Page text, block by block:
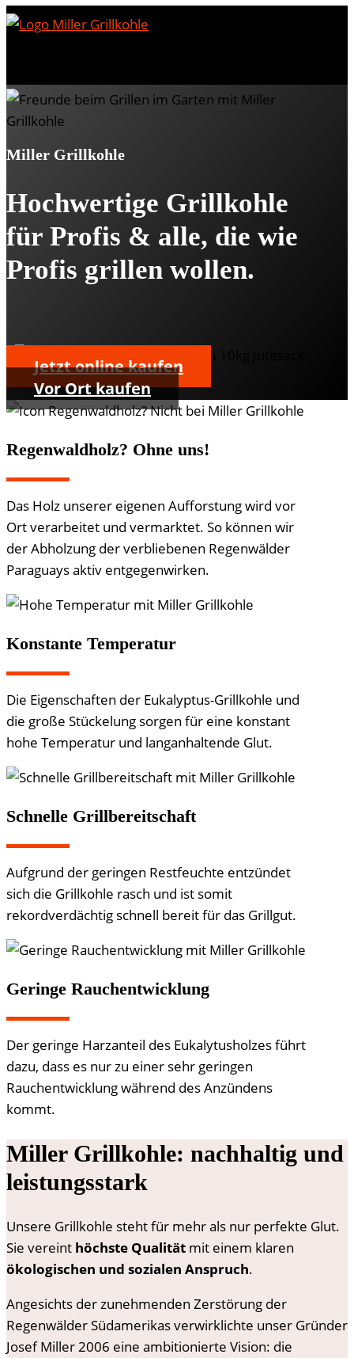
Miller Grillkohle
Hochwertige Grillkohle
für Profis & alle, die wie
Profis grillen wollen.
Jetzt online kaufen
Vor Ort kaufen
Regenwaldholz? Ohne uns!
Das Holz unserer eigenen Aufforstung wird vor
Ort verarbeitet und vermarktet. So können wir
der Abholzung der verbliebenen Regenwälder
Paraguays aktiv entgegenwirken.
Konstante Temperatur
Die Eigenschaften der Eukalyptus-Grillkohle und
die große Stückelung sorgen für eine konstant
hohe Temperatur und langanhaltende Glut.
Schnelle Grillbereitschaft
Aufgrund der geringen Restfeuchte entzündet
sich die Grillkohle rasch und ist somit
rekordverdächtig schnell bereit für das Grillgut.
Geringe Rauchentwicklung
Der geringe Harzanteil des Eukalytusholzes führt
dazu, dass es nur zu einer sehr geringen
Rauchentwicklung während des Anzündens
kommt.
Miller Grillkohle: nachhaltig und
leistungsstark
Unsere Grillkohle steht für mehr als nur perfekte Glut.
Sie vereint höchste Qualität mit einem klaren
ökologischen und sozialen Anspruch.
Angesichts der zunehmenden Zerstörung der
Regenwälder Südamerikas verwirklichte unser Gründer
Josef Miller 2006 eine ambitionierte Vision: die